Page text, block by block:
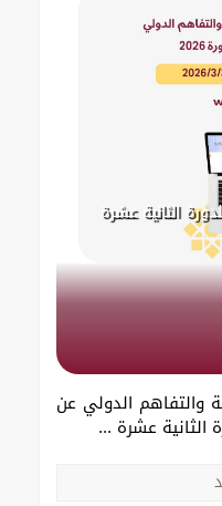
الثانية عشرة
والتفاهم الدولي عن
الثانية عشرة ...